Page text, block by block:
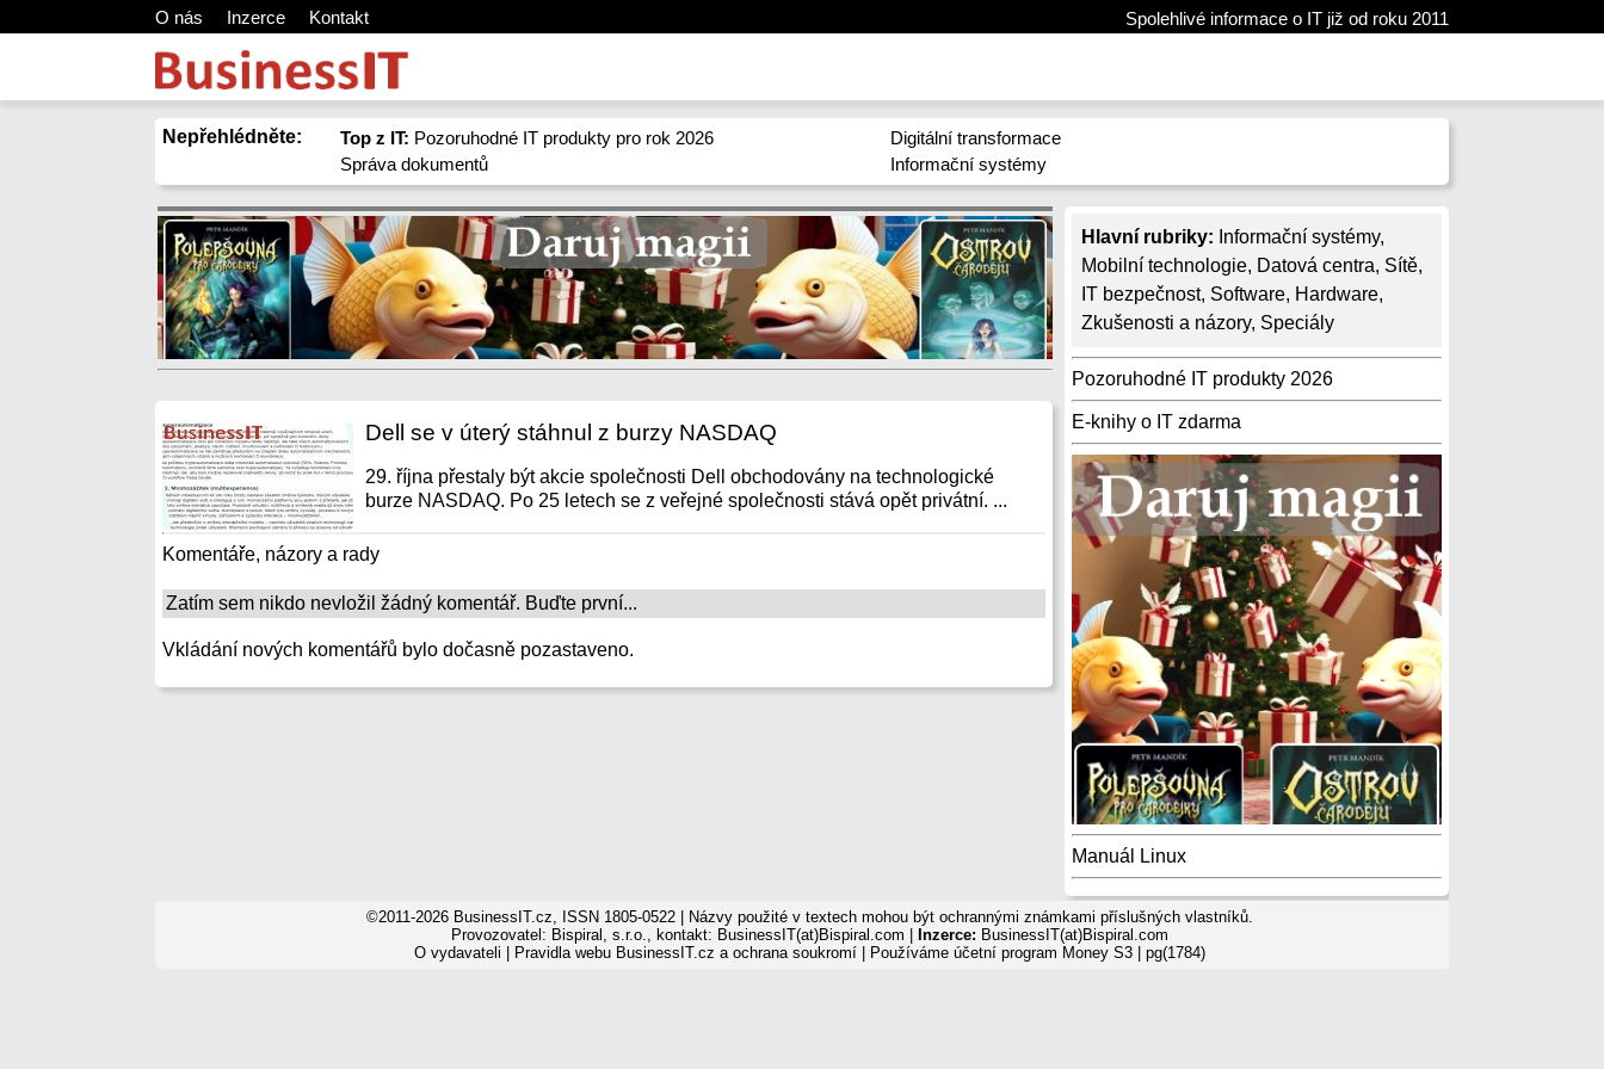
O nás Inzerce Kontakt Spolehlivé informace o IT již od roku 2011
Nepřehlédněte: Top z IT: Pozoruhodné IT produkty pro rok 2026
Správa dokumentů
Digitální transformace
Informační systémy
Hlavní rubriky: Informační systémy,
Mobilní technologie, Datová centra, Sítě,
IT bezpečnost, Software, Hardware,
Zkušenosti a názory, Speciály
Pozoruhodné IT produkty 2026
E-knihy o IT zdarma
Manuál Linux
Dell se v úterý stáhnul z burzy NASDAQ
29. října přestaly být akcie společnosti Dell obchodovány na technologické
burze NASDAQ. Po 25 letech se z veřejné společnosti stává opět privátní. ...
Komentáře, názory a rady
Zatím sem nikdo nevložil žádný komentář. Buďte první...
Vkládání nových komentářů bylo dočasně pozastaveno.
©2011-2026 BusinessIT.cz, ISSN 1805-0522 | Názvy použité v textech mohou být ochrannými známkami příslušných vlastníků.
Provozovatel: Bispiral, s.r.o., kontakt: BusinessIT(at)Bispiral.com |
Inzerce: BusinessIT(at)Bispiral.com
O vydavateli
Pravidla webu BusinessIT.cz a ochrana soukromí| Používáme účetní program Money S3| pg(1784)